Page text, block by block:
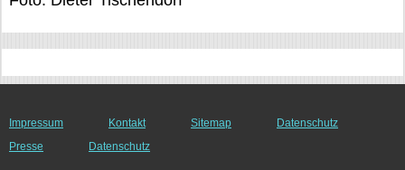
Impressum Kontakt Sitemap
Datenschutz
Presse
Datenschutz